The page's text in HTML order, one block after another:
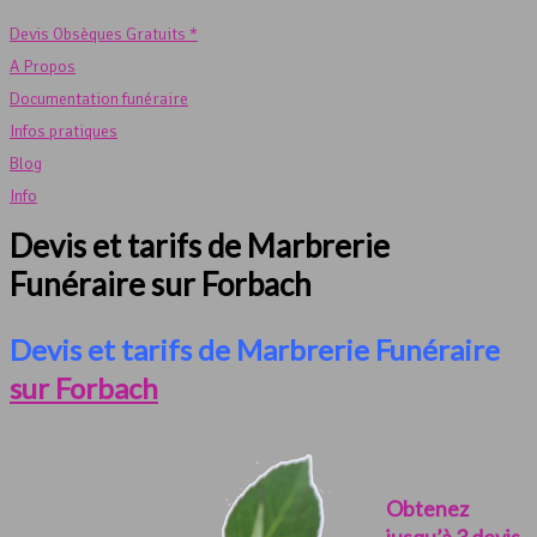
Devis Obsèques Gratuits *
A Propos
Documentation funéraire
Infos pratiques
Blog
Info
Devis et tarifs de Marbrerie
Funéraire sur Forbach
Devis et tarifs de Marbrerie Funéraire
sur Forbach
Obtenez